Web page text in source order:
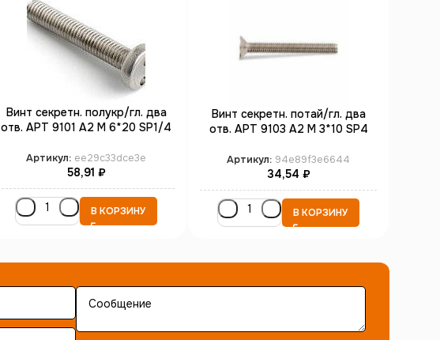
Винт секретн. полукр/гл. два
отв. АРТ 9101 А2 M 6*20 SP1/4
Артикул: ee29c33dce3e
58,91 ₽
В КОРЗИНУ
Винт секретн. потай/гл. два
отв. АРТ 9103 А2 M 3*10 SP4
Артикул: 94e89f3e6644
34,54 ₽
В КОРЗИНУ